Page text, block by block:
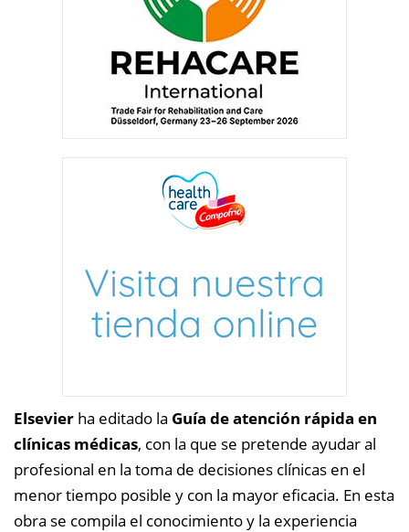
Elsevier ha editado la Guía de atención rápida en
clínicas médicas, con la que se pretende ayudar al
profesional en la toma de decisiones clínicas en el
menor tiempo posible y con la mayor eficacia. En esta
obra se compila el conocimiento y la experiencia